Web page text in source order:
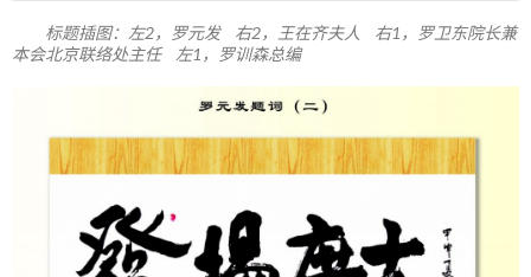
标题插图：左2，罗元发 右2，王在齐夫人 右1，罗卫东院长兼
本会北京联络处主任 左1，罗训森总编